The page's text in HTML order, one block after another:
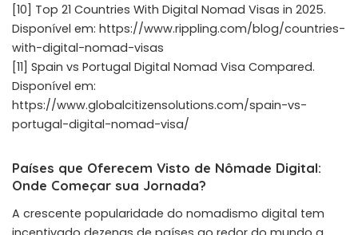
[10] Top 21 Countries With Digital Nomad Visas in 2025.
Disponível em: https://www.rippling.com/blog/countries-
with-digital-nomad-visas
[11] Spain vs Portugal Digital Nomad Visa Compared.
Disponível em:
https://www.globalcitizensolutions.com/spain-vs-
portugal-digital-nomad-visa/
Países que Oferecem Visto de Nômade Digital:
Onde Começar sua Jornada?
A crescente popularidade do nomadismo digital tem